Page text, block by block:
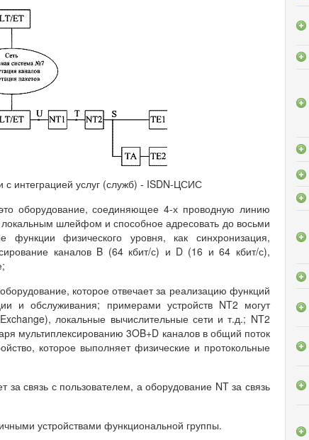
с интеграцией услуг (служб) - ISDN-ЦСИС
оборудование, соединяющее 4-х проводную линию
шлейфом и способное адресовать до восьми
функции физического уровня, как синхронизация,
каналов B (64 кбит/с) и D (16 и 64 кбит/с),
которое отвечает за реализацию функций
и обслуживания; примерами устройств NT2 могут
локальные вычислительные сети и т.д.; NT2
мультиплексированию 3OB+D каналов в общий поток
которое выполняет физические и протокольные
за связь с пользователем, а оборудование NT за связь
устройствами функциональной группы.